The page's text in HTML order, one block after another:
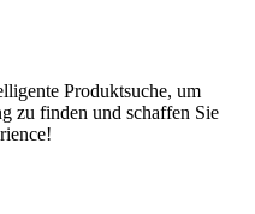
Produktsuche, um
zu finden und schaffen Sie